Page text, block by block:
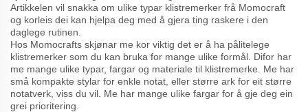
Artikkelen vil snakka om ulike typar klistremerker frå Momocraft
og korleis dei kan hjelpa deg med å gjera ting raskere i den
daglege rutinen.
Hos Momocrafts skjønar me kor viktig det er å ha pålitelege
klistremerker som du kan bruka for mange ulike formål. Difor har
me mange ulike typar, fargar og materiale til klistremerke. Me har
små kompakte stylar for enkle notat, eller større ark for eit større
notatverk, viss du vil. Me har mange ulike fargar for å gje deg ein
grei prioritering.